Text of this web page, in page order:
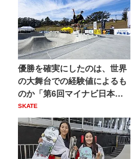
優勝を確実にしたのは、世界
の大舞台での経験値によるも
のか「第6回マイナビ日本ス
ケ...
SKATE